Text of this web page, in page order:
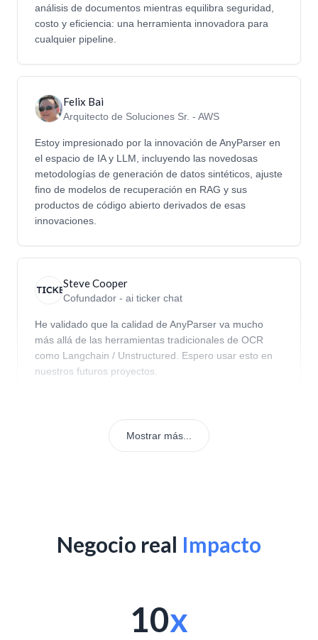
análisis de documentos mientras equilibra seguridad,
costo y eficiencia: una herramienta innovadora para
cualquier pipeline.
Felix Bai
Arquitecto de Soluciones Sr. - AWS
Estoy impresionado por la innovación de AnyParser en
el espacio de IA y LLM, incluyendo las novedosas
metodologías de generación de datos sintéticos, ajuste
fino de modelos de recuperación en RAG y sus
productos de código abierto derivados de esas
innovaciones.
Steve Cooper
Cofundador - ai ticker chat
He validado que la calidad de AnyParser va mucho
más allá de las herramientas tradicionales de OCR
como Langchain / Unstructured. Espero usar esto en
nuestros futuros proyectos.
Mostrar más...
Negocio real Impacto
10x